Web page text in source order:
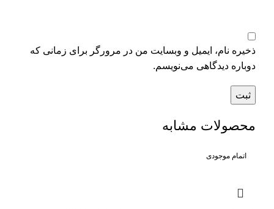
ذخیره نام، ایمیل و وبسایت من در مرورگر برای زمانی که
دوباره دیدگاهی می‌نویسم.
محصولات مشابه
اتمام موجودی